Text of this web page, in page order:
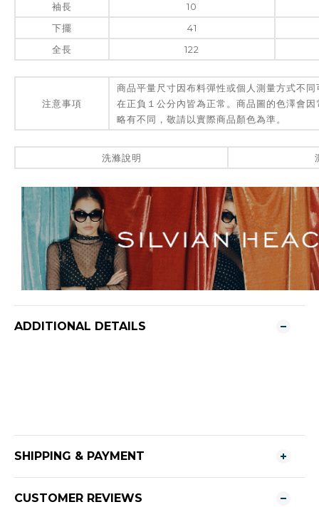
袖長
10
下擺
41
全長
122
注意事項
商品平量尺寸因布料彈性或個人測量方式不
在正負１公分內皆為正常。商品圖的色澤會
略有不同，敬請以實際商品顏色為準。
洗滌說明
ADDITIONAL DETAILS
SHIPPING & PAYMENT
CUSTOMER REVIEWS